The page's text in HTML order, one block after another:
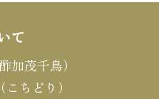
て
加茂千鳥）
ちどり）